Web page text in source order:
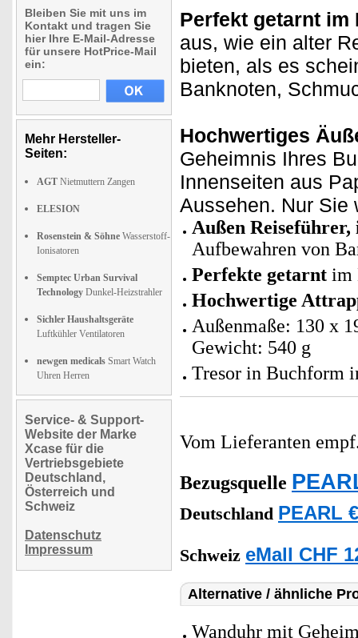
Bleiben Sie mit uns im
Kontakt und tragen Sie
hier Ihre E-Mail-Adresse
für unsere HotPrice-Mail
ein:
Mehr Hersteller-
Seiten:
AGT Nietmuttern Zangen
ELESION
Rosenstein & Söhne Wasserstoff-
Ionisatoren
Semptec Urban Survival
Technology Dunkel-Heizstrahler
Sichler Haushaltsgeräte
Luftkühler Ventilatoren
newgen medicals Smart Watch
Uhren Herren
Service- & Support-
Website der Marke
Xcase für die
Vertriebsgebiete
Deutschland,
Österreich und
Schweiz
Datenschutz
Impressum
Perfekt getarnt im
aus, wie ein alter
bieten, als es
Banknoten,
Hochwertiges
Geheimnis Ihres
Innenseiten aus
Aussehen. Nur Sie
Außen
Aufbewahren von
Perfekte getarnt im
Hochwertige
Außenmaße: 130 x
Gewicht: 540 g
Tresor in Buchform
Vom Lieferanten
Bezugsquelle
Deutschland PEARL
Schweiz eMall CHF
Alternative / ähnliche
Wanduhr mit